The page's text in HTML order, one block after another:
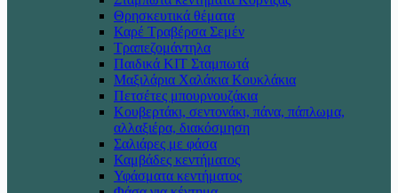
Θρησκευτικά θέματα
Καρέ Τραβέρσα Σεμέν
Τραπεζομάντηλα
Παιδικά KIT Σταμπωτά
Μαξιλάρια Χαλάκια Κουκλάκια
Πετσέτες μπουρνουζάκια
Κουβερτάκι, σεντονάκι, πάνα, πάπλωμα,
αλλαξιέρα, διακόσμηση
Σαλιάρες με φάσα
Καμβάδες κεντήματος
Υφάσματα κεντήματος